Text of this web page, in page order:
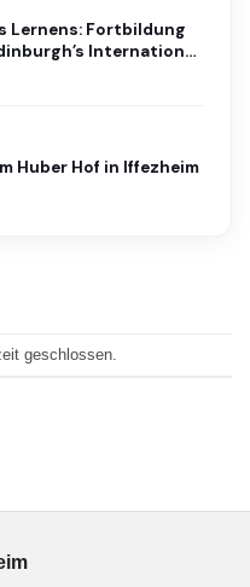
Lernens: Fortbildung
International
Huber Hof in Iffezheim
geschlossen.